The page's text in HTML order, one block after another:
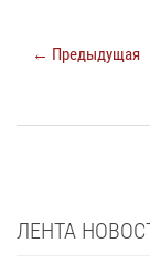
← Предыдущая
ЛЕНТА